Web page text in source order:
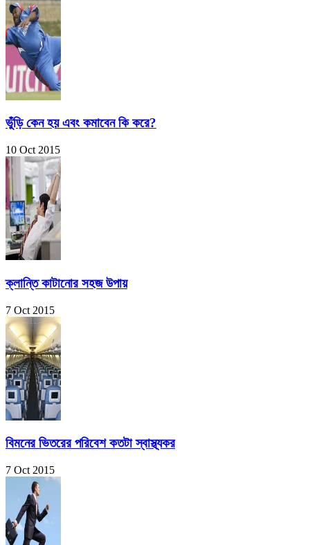
ভুঁড়ি কেন হয় এবং কমাবেন কি করে?
10 Oct 2015
ক্লান্তি কাটানোর সহজ উপায়
7 Oct 2015
বিমনের ভিতরের পরিবেশ কতটা স্বাস্থ্যকর
7 Oct 2015